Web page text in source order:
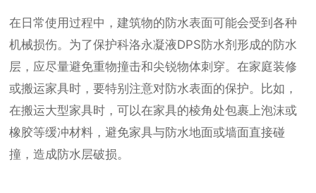
在日常使用过程中，建筑物的防水表面可能会受到各种
机械损伤。为了保护科洛永凝液DPS防水剂形成的防水
层，应尽量避免重物撞击和尖锐物体刺穿。在家庭装修
或搬运家具时，要特别注意对防水表面的保护。比如，
在搬运大型家具时，可以在家具的棱角处包裹上泡沫或
橡胶等缓冲材料，避免家具与防水地面或墙面直接碰
撞，造成防水层破损。